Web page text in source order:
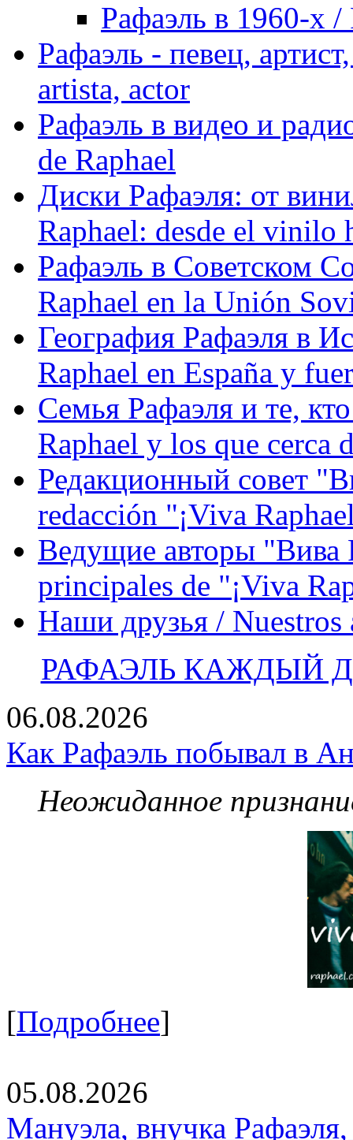
Рафаэль в 1960-х /
Рафаэль - певец,
artista, actor
Рафаэль в видео и
de Raphael
Диски Рафаэля: от
Raphael: desde el vinilo
Рафаэль в Советском
Raphael en la Unión
География Рафаэля в
Raphael en España y
Семья Рафаэля и те,
Raphael y los que cerca
Редакционный совет
redacción "¡Viva
Ведущие авторы "Вива
principales de "¡Viva
Наши друзья / Nuestros
РАФАЭЛЬ КАЖДЫЙ
06.08.2026
Как Рафаэль побывал в
Неожиданное
[Подробнее]
05.08.2026
Мануэла, внучка